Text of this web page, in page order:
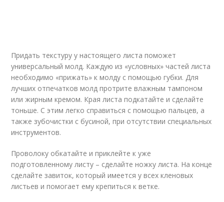
Придать текстуру у настоящего листа поможет
универсальный молд. Каждую из «условных» частей листа
необходимо «прижать» к молду с помощью губки. Для
лучших отпечатков молд протрите влажным тампоном
или жирным кремом. Края листа подкатайте и сделайте
тоньше. С этим легко справиться с помощью пальцев, а
также зубочистки с бусиной, при отсутствии специальных
инструментов.
Проволоку обкатайте и приклейте к уже
подготовленному листу – сделайте ножку листа. На конце
сделайте завиток, который имеется у всех кленовых
листьев и помогает ему крепиться к ветке.